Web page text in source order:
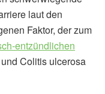
laut den
Faktor, der zum
entzündlichen
Colitis ulcerosa